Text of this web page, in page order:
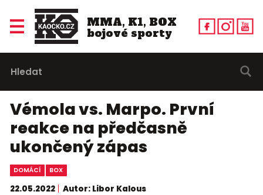
MMA, K1, BOX
bojové sporty
Vémola vs. Marpo. První
reakce na předčasně
ukončený zápas
DOMÁCÍ BOX
22.05.2022 Autor: Libor Kalous